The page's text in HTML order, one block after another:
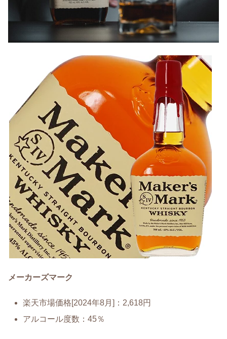
メーカーズマーク
楽天市場価格[2024年8月]：2,618円
アルコール度数：45％